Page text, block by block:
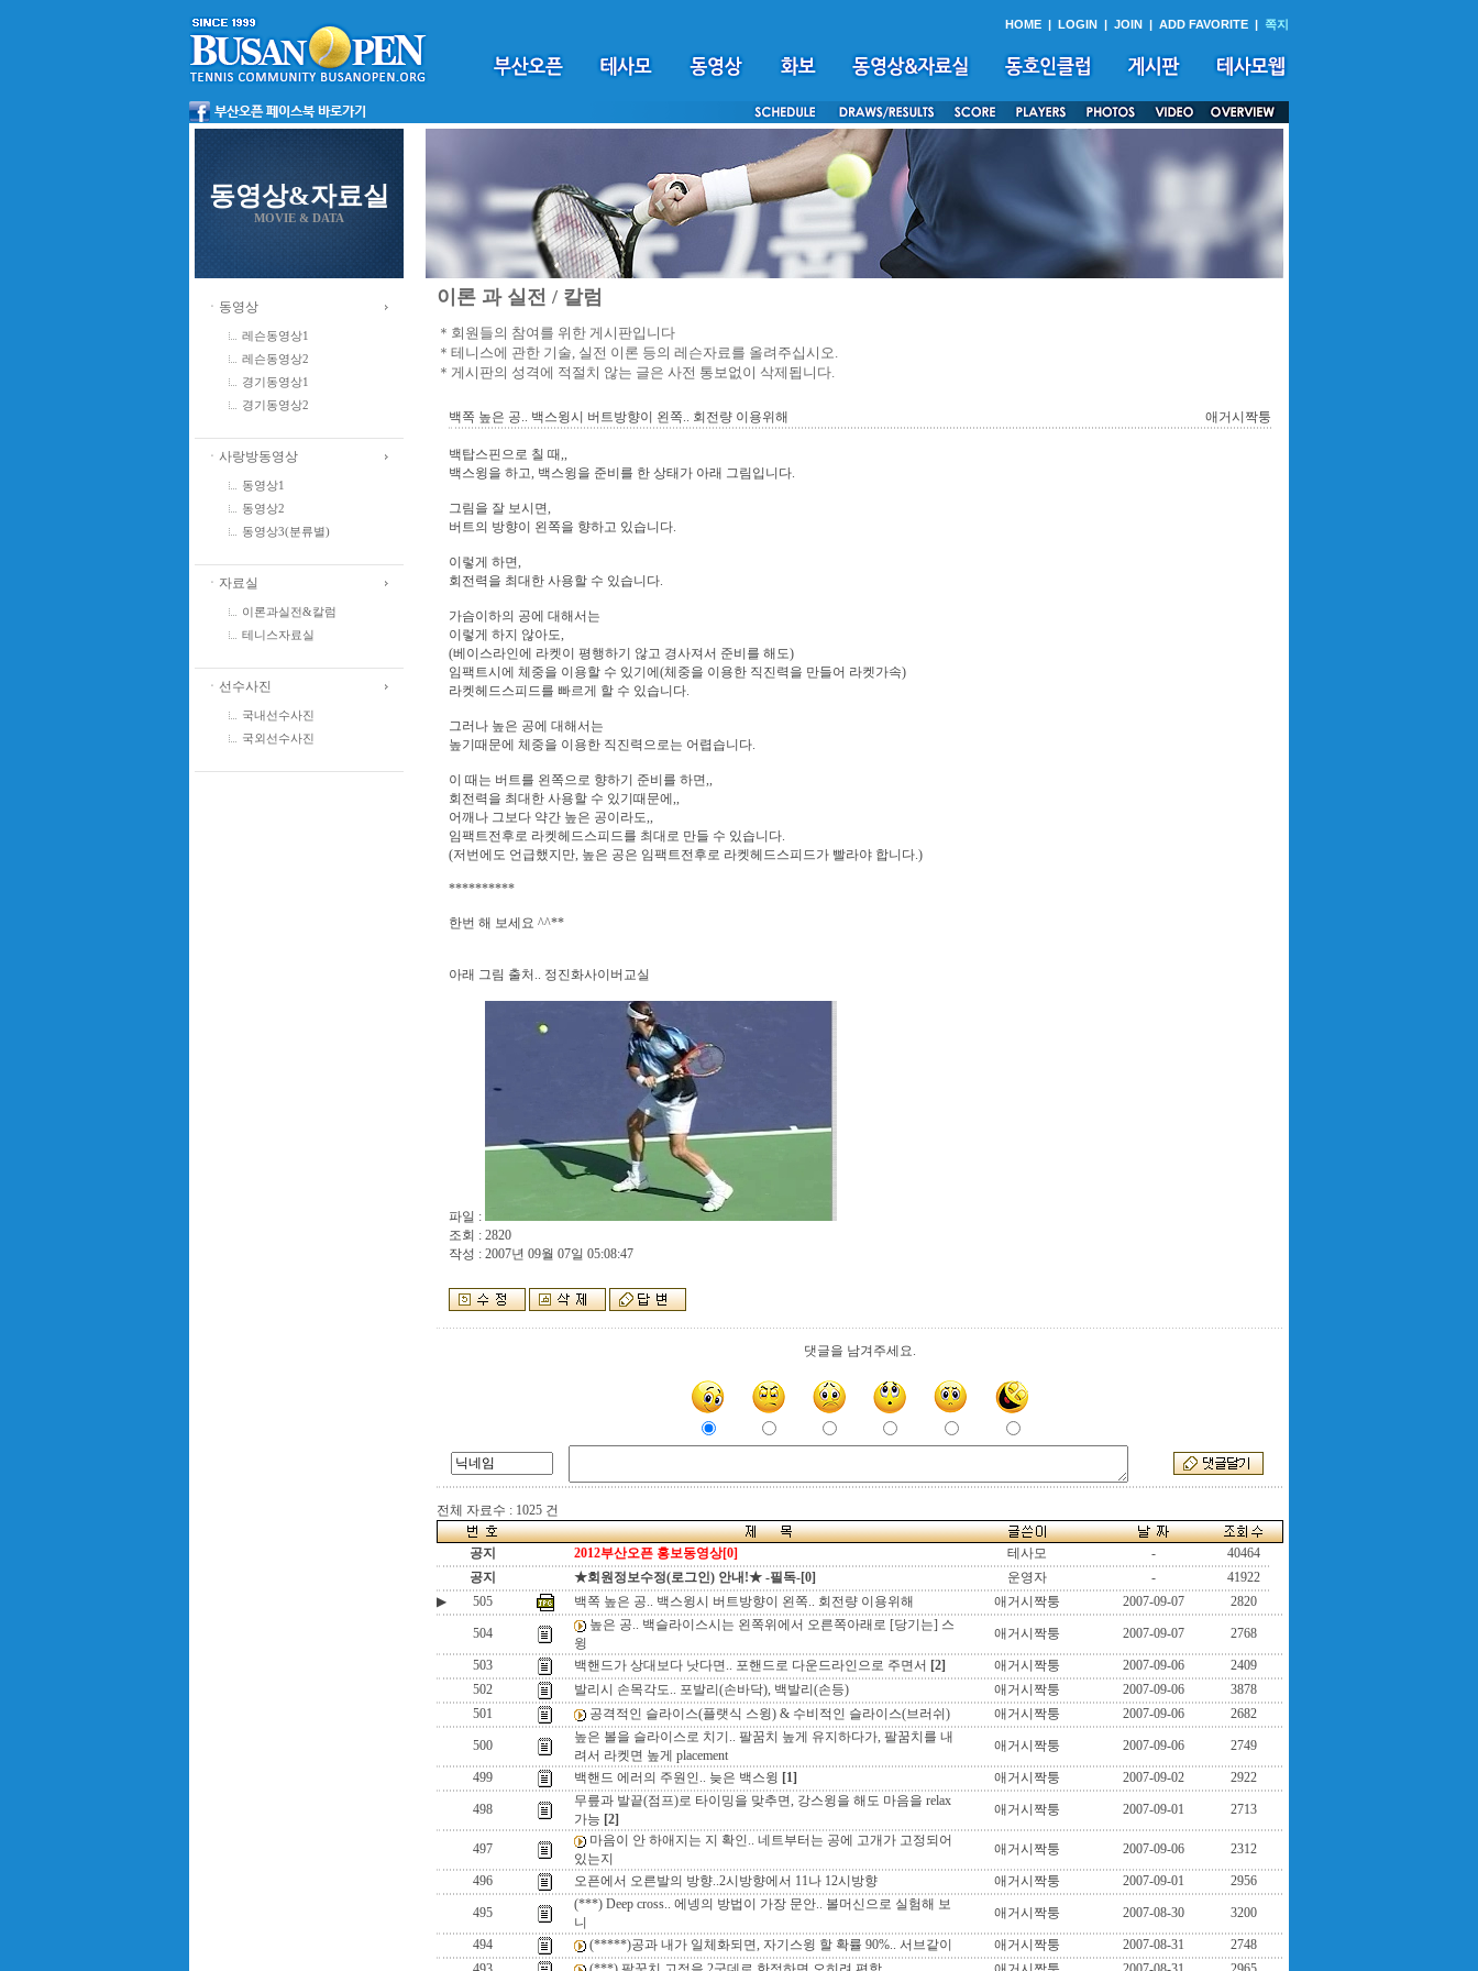
HOME | LOGIN | JOIN | ADD FAVORITE | 쪽지
동영상&자료실
MOVIE & DATA
ㆍ동영상
레슨동영상1
레슨동영상2
경기동영상1
경기동영상2
ㆍ사랑방동영상
동영상1
동영상2
동영상3(분류별)
ㆍ자료실
이론과실전&칼럼
테니스자료실
ㆍ선수사진
국내선수사진
국외선수사진
이론 과 실전 / 칼럼
＊회원들의 참여를 위한 게시판입니다
＊테니스에 관한 기술, 실전 이론 등의 레슨자료를 올려주십시오.
＊게시판의 성격에 적절치 않는 글은 사전 통보없이 삭제됩니다.
백쪽 높은 공.. 백스윙시 버트방향이 왼쪽.. 회전량 이용위해 애거시짝퉁
백탑스핀으로 칠 때,,
백스윙을 하고, 백스윙을 준비를 한 상태가 아래 그림입니다.
그림을 잘 보시면,
버트의 방향이 왼쪽을 향하고 있습니다.
이렇게 하면,
회전력을 최대한 사용할 수 있습니다.
가슴이하의 공에 대해서는
이렇게 하지 않아도,
(베이스라인에 라켓이 평행하기 않고 경사져서 준비를 해도)
임팩트시에 체중을 이용할 수 있기에(체중을 이용한 직진력을 만들어 라켓가속)
라켓헤드스피드를 빠르게 할 수 있습니다.
그러나 높은 공에 대해서는
높기때문에 체중을 이용한 직진력으로는 어렵습니다.
이 때는 버트를 왼쪽으로 향하기 준비를 하면,,
회전력을 최대한 사용할 수 있기때문에,,
어깨나 그보다 약간 높은 공이라도,,
임팩트전후로 라켓헤드스피드를 최대로 만들 수 있습니다.
(저번에도 언급했지만, 높은 공은 임팩트전후로 라켓헤드스피드가 빨라야 합니다.)
**********
한번 해 보세요 ^^**
아래 그림 출처.. 정진화사이버교실
파일 :
조회 : 2820
작성 : 2007년 09월 07일 05:08:47
댓글을 남겨주세요.
전체 자료수 : 1025 건
공지 2012부산오픈 홍보동영상[0] 테사모 -
40464
공지
★회원정보수정(로그인) 안내!★ -필독-[0] 운영자 -
41922
▶
505 백쪽 높은 공.. 백스윙시 버트방향이 왼쪽.. 회전량 이용위해 애거시짝퉁 2007-09-07 2820
504
높은 공.. 백슬라이스시는 왼쪽위에서 오른쪽아래로 [당기는] 스
윙
애거시짝퉁 2007-09-07 2768
503 백핸드가 상대보다 낫다면.. 포핸드로 다운드라인으로 주면서 [2] 애거시짝퉁 2007-09-06
2409
502
발리시 손목각도.. 포발리(손바닥), 백발리(손등) 애거시짝퉁 2007-09-06
3878
501
공격적인 슬라이스(플랫식 스윙) & 수비적인 슬라이스(브러쉬) 애거시짝퉁 2007-09-06 2682
500
높은 볼을 슬라이스로 치기.. 팔꿈치 높게 유지하다가, 팔꿈치를 내
려서 라켓면 높게 placement
애거시짝퉁 2007-09-06 2749
499 백핸드 에러의 주원인.. 늦은 백스윙 [1] 애거시짝퉁 2007-09-02 2922
498
무릎과 발끝(점프)로 타이밍을 맞추면, 강스윙을 해도 마음을 relax
가능 [2]
애거시짝퉁 2007-09-01 2713
497
마음이 안 하애지는 지 확인.. 네트부터는 공에 고개가 고정되어
있는지
애거시짝퉁 2007-09-06 2312
496 오픈에서 오른발의 방향..2시방향에서 11나 12시방향 애거시짝퉁 2007-09-01 2956
495
(***) Deep cross.. 에넹의 방법이 가장 문안.. 볼머신으로 실험해 보
니
애거시짝퉁 2007-08-30 3200
494 (*****)공과 내가 일체화되면, 자기스윙 할 확률 90%.. 서브같이 애거시짝퉁 2007-08-31
2748